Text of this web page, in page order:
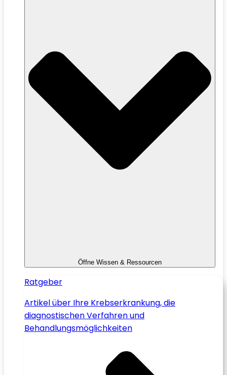
Öffne Wissen & Ressourcen
Ratgeber
Artikel über Ihre Krebserkrankung, die
diagnostischen Verfahren und
Behandlungsmöglichkeiten